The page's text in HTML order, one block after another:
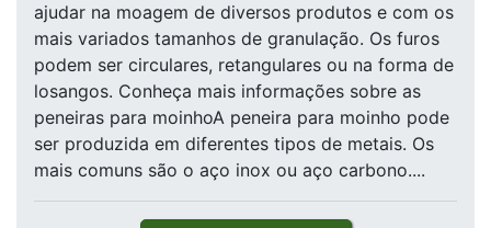
ajudar na moagem de diversos produtos e com os
mais variados tamanhos de granulação. Os furos
podem ser circulares, retangulares ou na forma de
losangos. Conheça mais informações sobre as
peneiras para moinhoA peneira para moinho pode
ser produzida em diferentes tipos de metais. Os
mais comuns são o aço inox ou aço carbono....